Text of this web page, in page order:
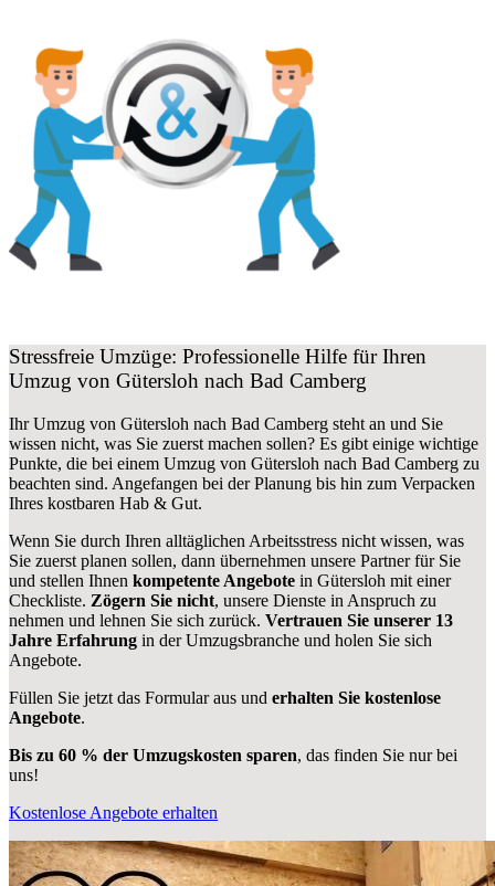
Stressfreie Umzüge: Professionelle Hilfe für Ihren
Umzug von Gütersloh nach Bad Camberg
Ihr Umzug von Gütersloh nach Bad Camberg steht an und Sie
wissen nicht, was Sie zuerst machen sollen? Es gibt einige wichtige
Punkte, die bei einem Umzug von Gütersloh nach Bad Camberg zu
beachten sind. Angefangen bei der Planung bis hin zum Verpacken
Ihres kostbaren Hab & Gut.
Wenn Sie durch Ihren alltäglichen Arbeitsstress nicht wissen, was
Sie zuerst planen sollen, dann übernehmen unsere Partner für Sie
und stellen Ihnen kompetente Angebote in Gütersloh mit einer
Checkliste. Zögern Sie nicht, unsere Dienste in Anspruch zu
nehmen und lehnen Sie sich zurück. Vertrauen Sie unserer 13
Jahre Erfahrung in der Umzugsbranche und holen Sie sich
Angebote.
Füllen Sie jetzt das Formular aus und erhalten Sie kostenlose
Angebote.
Bis zu 60 % der Umzugskosten sparen, das finden Sie nur bei
uns!
Kostenlose Angebote erhalten